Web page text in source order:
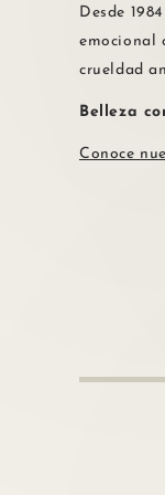
Desde
emocional
crueldad
Belleza
Conoce